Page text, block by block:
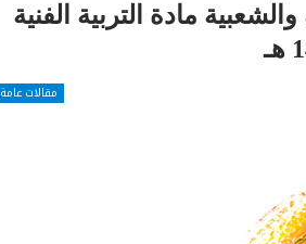
مادة التربية الفنية
مقالات عامة